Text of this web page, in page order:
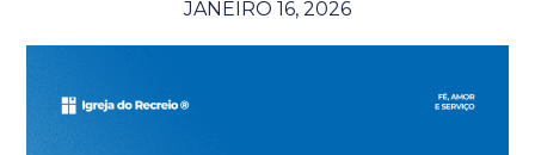
JANEIRO 16, 2026